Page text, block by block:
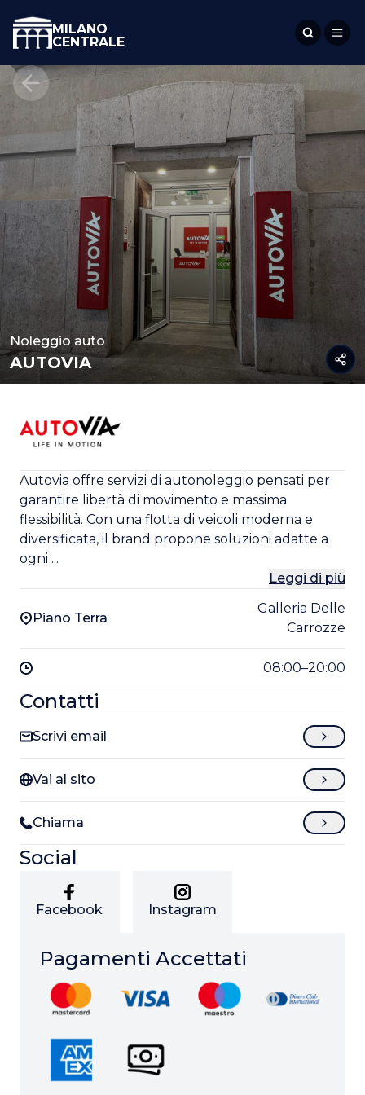
MILANO
CENTRALE
Noleggio auto
AUTOVIA
Autovia offre servizi di autonoleggio pensati per
garantire libertà di movimento e massima
flessibilità. Con una flotta di veicoli moderna e
diversificata, il brand propone soluzioni adatte a
ogni ...
Leggi di più
Piano Terra
Galleria Delle
Carrozze
08:00–20:00
Contatti
Scrivi email
Vai al sito
Chiama
Social
Facebook Instagram
Pagamenti Accettati